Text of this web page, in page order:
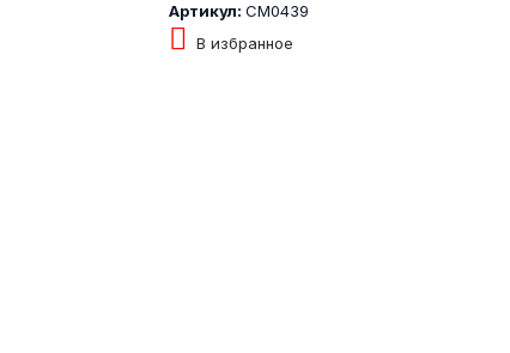
Артикул: СМ0439
В избранное